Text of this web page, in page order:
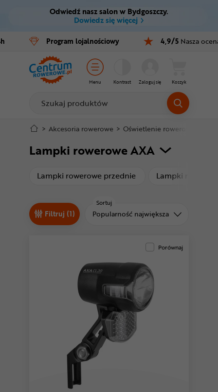
Ctrl M
Menu główne
Filtry
Produkty
Stopka
Mapa strony
Odwiedź nasz salon w Bydgoszczy.
Dowiedz się więcej
Program lojalnościowy 4,9/5 Nasza
Menu Kontrast Zaloguj się Koszyk
Rowery
E-bike
Części
Akcesoria
Odzież
Kaski
Buty
Odżywki
Superoferta
> Akcesoria rowerowe > Oświetlenie rowerowe
Lampki rowerowe AXA
Lampki rowerowe przednie produktyLampki
Filtruj (1)
Sortuj
Sortuj od
Popularność największa
Porównaj